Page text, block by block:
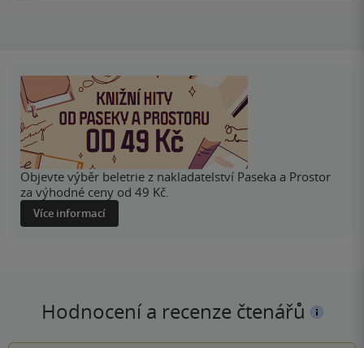
Objevte výběr beletrie z nakladatelství Paseka a Prostor
za výhodné ceny od 49 Kč.
Více informací
Hodnocení a recenze čtenářů